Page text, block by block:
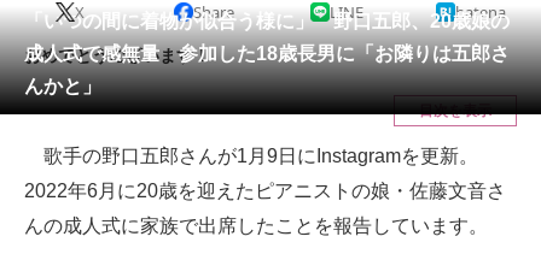
会員記事
メディア
注目記事を集めた総合ページ
ITの今と未来を見通す
スマホと通信の最新トレンド
「いつの間に着物が似合う様に」 野口五郎、20歳娘の
成人式で感無量 参加した18歳長男に「お隣りは五郎さ
んかと」
X Share LINE hatena
おめでとうございます！
目次を表示
歌手の野口五郎さんが1月9日にInstagramを更新。
2022年6月に20歳を迎えたピアニストの娘・佐藤文音さ
んの成人式に家族で出席したことを報告しています。